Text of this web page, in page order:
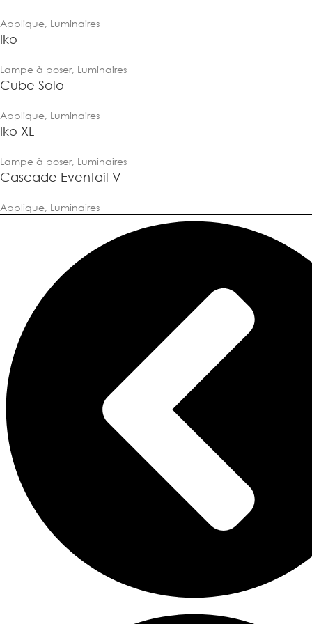
Applique, Luminaires
Iko
Lampe à poser, Luminaires
Cube Solo
Applique, Luminaires
Iko XL
Lampe à poser, Luminaires
Cascade Eventail V
Applique, Luminaires